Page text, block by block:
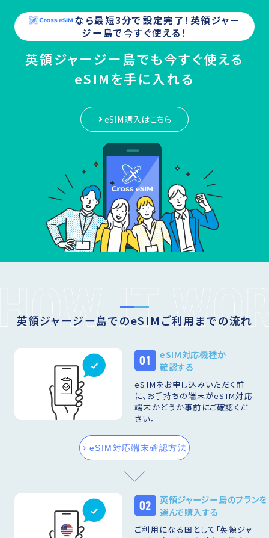
なら最短3分で設定完了！英領ジャー
ジー島で今すぐ使える！
英領ジャージー島でも今すぐ使える
eSIMを手に入れる
eSIM購入はこちら
英領ジャージー島でのeSIMご利用までの流れ
01
eSIM対応機種か
確認する
eSIMをお申し込みいただく前
に、お手持ちの端末がeSIM対応
端末かどうか事前にご確認くだ
さい。
eSIM対応端末確認方法
02
英領ジャージー島のプランを
選んで購入する
ご利用になる国として「英領ジャ